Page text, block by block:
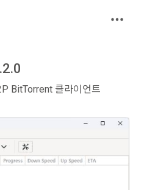
BitTorrent 클라이언트